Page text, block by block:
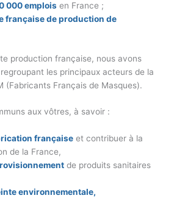
000 emplois en France ;
française de production de
production française, nous avons
les principaux acteurs de la
(Fabricants Français de Masques).
aux vôtres, à savoir :
française et contribuer à la
de la France,
de produits sanitaires
environnementale,